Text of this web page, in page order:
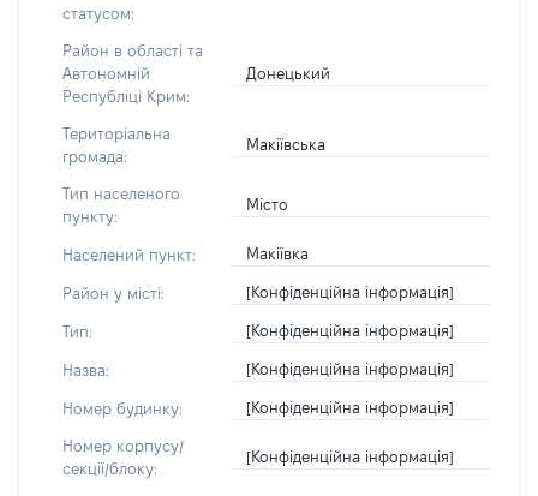
статусом:
Район в області та
Автономній
Республіці Крим:
Донецький
Територіальна
громада:
Макіївська
Тип населеного
пункту:
Місто
Населений пункт: Макіївка
Район у місті: [Конфіденційна інформація]
Тип: [Конфіденційна інформація]
Назва: [Конфіденційна інформація]
Номер будинку: [Конфіденційна інформація]
Номер корпусу/
секції/блоку:
[Конфіденційна інформація]